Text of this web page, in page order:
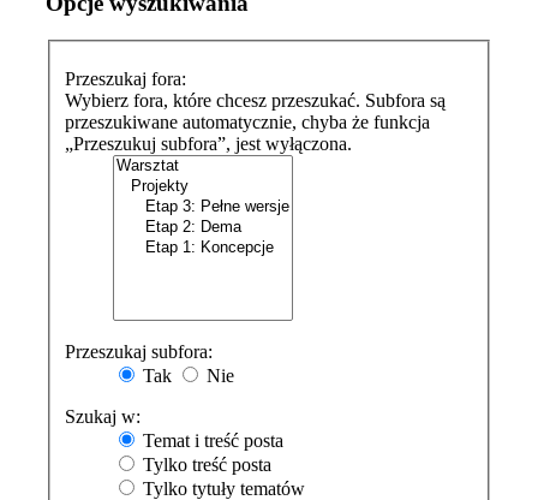
Przeszukaj fora:
Wybierz fora, które chcesz przeszukać. Subfora są
przeszukiwane automatycznie, chyba że funkcja
„Przeszukuj subfora”, jest wyłączona.
Przeszukaj subfora:
Tak
Nie
Szukaj w:
Temat i treść posta
Tylko treść posta
Tylko tytuły tematów